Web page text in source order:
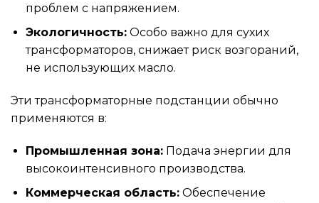
проблем с напряжением.
Экологичность:Особо важно для сухих
трансформаторов, снижает риск возгораний,
не использующих масло.
Эти трансформаторные подстанции обычно
применяются в:
Промышленная зона:Подача энергии для
высокоинтенсивного производства.
Коммерческая область:Обеспечение